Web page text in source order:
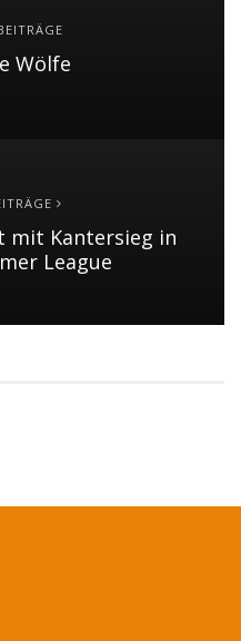
Wölfe
mit Kantersieg in
League